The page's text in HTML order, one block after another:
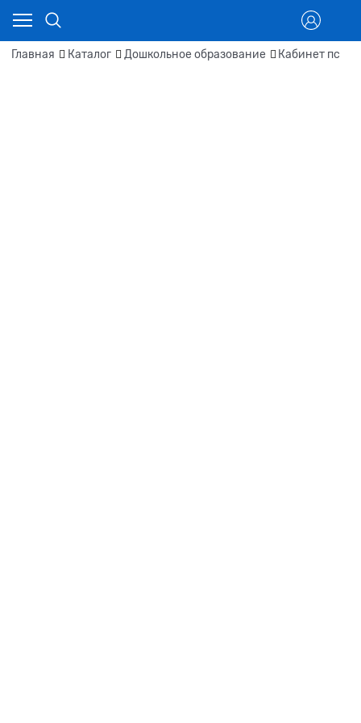
Главная Каталог Дошкольное образование Кабинет пс